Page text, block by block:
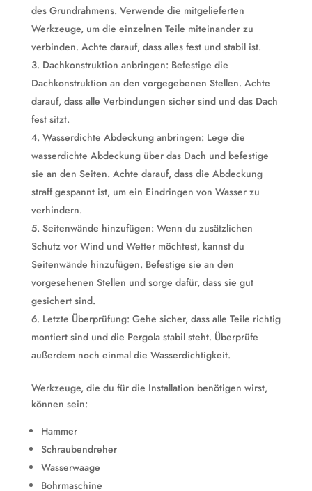
des Grundrahmens. Verwende die mitgelieferten
Werkzeuge, um die einzelnen Teile miteinander zu
verbinden. Achte darauf, dass alles fest und stabil ist.
Dachkonstruktion anbringen: Befestige die
Dachkonstruktion an den vorgegebenen Stellen. Achte
darauf, dass alle Verbindungen sicher sind und das Dach
fest sitzt.
Wasserdichte Abdeckung anbringen: Lege die
wasserdichte Abdeckung über das Dach und befestige
sie an den Seiten. Achte darauf, dass die Abdeckung
straff gespannt ist, um ein Eindringen von Wasser zu
verhindern.
Seitenwände hinzufügen: Wenn du zusätzlichen
Schutz vor Wind und Wetter möchtest, kannst du
Seitenwände hinzufügen. Befestige sie an den
vorgesehenen Stellen und sorge dafür, dass sie gut
gesichert sind.
Letzte Überprüfung: Gehe sicher, dass alle Teile richtig
montiert sind und die Pergola stabil steht. Überprüfe
außerdem noch einmal die Wasserdichtigkeit.
Werkzeuge, die du für die Installation benötigen wirst,
können sein:
Hammer
Schraubendreher
Wasserwaage
Bohrmaschine